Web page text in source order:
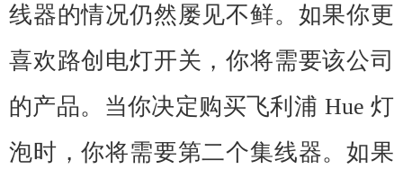
线器的情况仍然屡见不鲜。如果你更
喜欢路创电灯开关，你将需要该公司
的产品。当你决定购买飞利浦 Hue 灯
泡时，你将需要第二个集线器。如果